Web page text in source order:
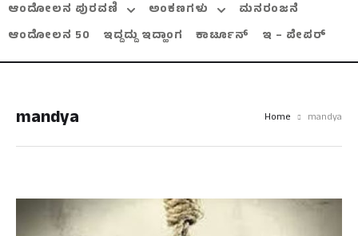
ಆಂದೋಲನ ಪುರವಣಿ
ಅಂಕಣಗಳು
ಮನರಂಜನೆ
ಆಂದೋಲನ 50
ಇದ್ದದ್ದು ಇದ್ಹಾಂಗ ಕಾರ್ಟೂನ್ ಇ – ಪೇಪರ್
mandya Home mandya